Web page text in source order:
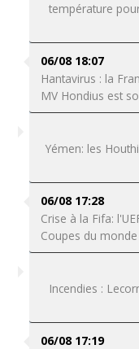
température
06/08 18:07
Hantavirus : la
MV Hondius est
Yémen: les
06/08 17:28
Crise à la Fifa:
Coupes du
Incendies :
06/08 17:19